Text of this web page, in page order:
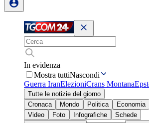
In evidenza
Mostra tuttiNascondi
Guerra IranElezioniCrans Montana
Tutte le notizie del giorno
Cronaca
Mondo Politica Economia
Video
Foto Infografiche
Schede